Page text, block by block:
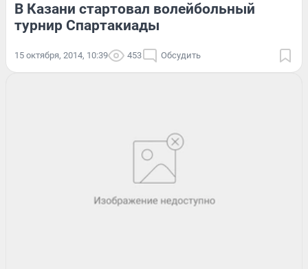
В Казани стартовал волейбольный
турнир Спартакиады
15 октября, 2014, 10:39 453 Обсудить